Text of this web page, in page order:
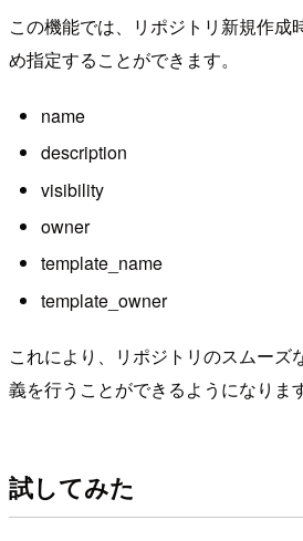
この機能では、リポジトリ新規作成
め指定することができます。
name
description
visibility
owner
template_name
template_owner
これにより、リポジトリのスムーズ
義を行うことができるようになります
試してみた